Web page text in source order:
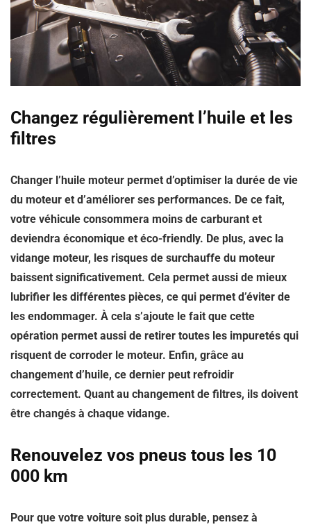
Changez régulièrement l’huile et les
filtres
Changer l’huile moteur permet d’optimiser la durée de vie
du moteur et d’améliorer ses performances. De ce fait,
votre véhicule consommera moins de carburant et
deviendra économique et éco-friendly. De plus, avec la
vidange moteur, les risques de surchauffe du moteur
baissent significativement. Cela permet aussi de mieux
lubrifier les différentes pièces, ce qui permet d’éviter de
les endommager. À cela s’ajoute le fait que cette
opération permet aussi de retirer toutes les impuretés qui
risquent de corroder le moteur. Enfin, grâce au
changement d’huile, ce dernier peut refroidir
correctement. Quant au changement de filtres, ils doivent
être changés à chaque vidange.
Renouvelez vos pneus tous les 10
000 km
Pour que votre voiture soit plus durable, pensez à